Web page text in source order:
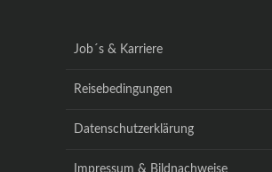
Job´s & Karriere
Reisebedingungen
Datenschutzerklärung
Impressum & Bildnachweise